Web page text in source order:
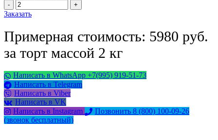
Заказать
Примерная стоимость: 5980 руб.
за торт массой 2 кг
Написать в WhatsApp +7(995) 919-51-73
Написать в Telegram
Написать в Viber
Написать в VK
Написать в Instagram
Позвонить 8 (800) 100-09-26
(звонок бесплатный)